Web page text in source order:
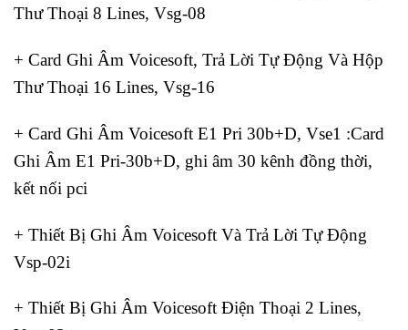
Thư Thoại 8 Lines, Vsg-08
+ Card Ghi Âm Voicesoft, Trả Lời Tự Động Và Hộp
Thư Thoại 16 Lines, Vsg-16
+ Card Ghi Âm Voicesoft E1 Pri 30b+D, Vse1 :Card
Ghi Âm E1 Pri-30b+D, ghi âm 30 kênh đồng thời,
kết nối pci
+ Thiết Bị Ghi Âm Voicesoft Và Trả Lời Tự Động
Vsp-02i
+ Thiết Bị Ghi Âm Voicesoft Điện Thoại 2 Lines,